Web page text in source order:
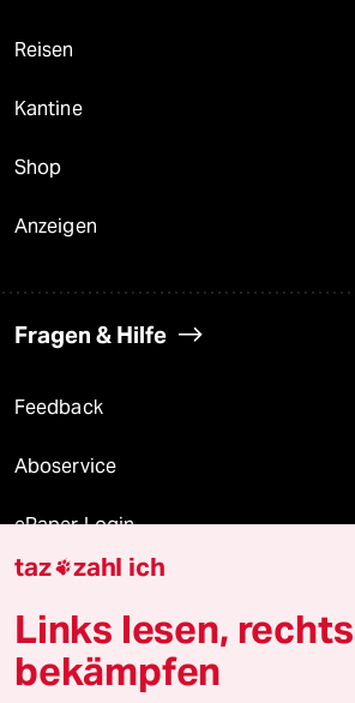
Reisen
Kantine
Shop
Anzeigen
Fragen & Hilfe
Feedback
Aboservice
ePaper Login
Downloads für Abonnierende
© 2026 taz Verlags und Vertriebs GmbH
taz zahl ich
Links lesen, rechts
bekämpfen